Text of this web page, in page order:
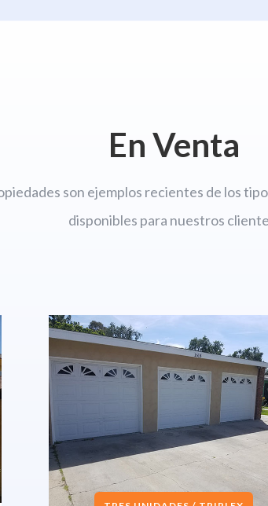
En Venta
son ejemplos recientes de los
disponibles para nuestros